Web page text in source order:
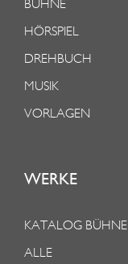
BÜHNE
HÖRSPIEL
DREHBUCH
MUSIK
VORLAGEN
WERKE
KATALOG
ALLE